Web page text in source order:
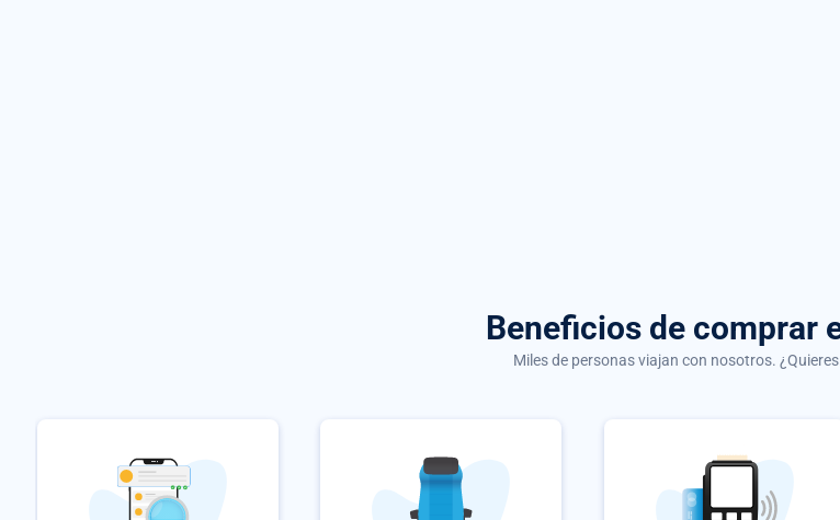
Beneficios de comprar
Miles de personas viajan con nosotros.